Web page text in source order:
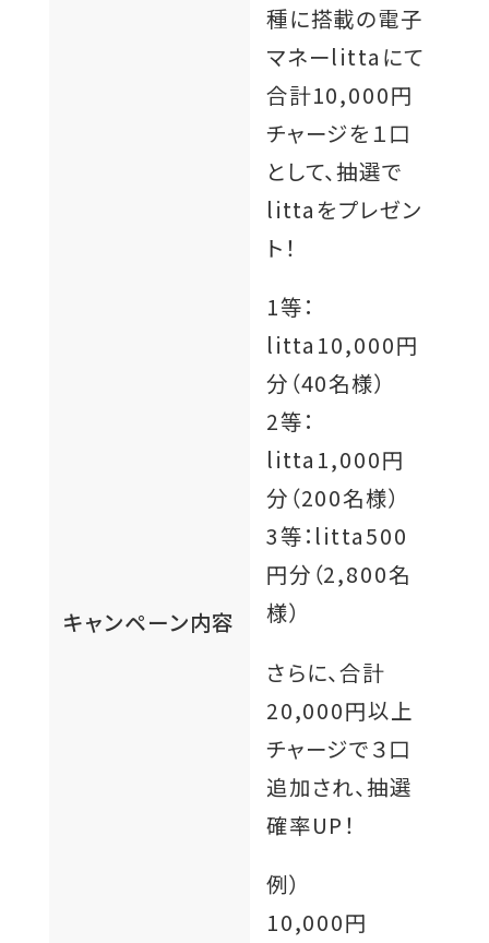
キャンペーン内容
種に搭載の電子
マネーlittaにて
合計10,000円
チャージを１口
として、抽選で
littaをプレゼン
ト！
1等：
litta10,000円
分（40名様）
2等：
litta1,000円
分（200名様）
3等：litta500
円分（2,800名
様）
さらに、合計
20,000円以上
チャージで３口
追加され、抽選
確率UP！
例）
10,000円